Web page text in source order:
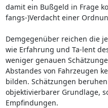
damit ein Bußgeld in Frage
fangs-)Verdacht einer
Demgegenüber reichen die
wie Erfahrung und Ta-lent
weniger genauen
Abstandes von Fahrzeugen
bilden. Schätzungen
objektivierbarer Grundlage,
Empfindungen.